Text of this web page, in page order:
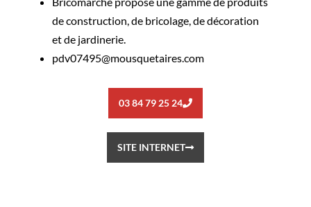
de construction, de bricolage, de décoration
et de jardinerie.
pdv07495@mousquetaires.com
03 84 79 25 24
SITE INTERNET